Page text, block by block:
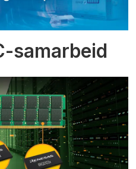
samarbeid